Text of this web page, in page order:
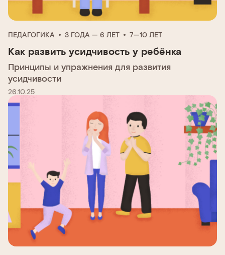
ПЕДАГОГИКА 3 ГОДА — 6 ЛЕТ 7—10 ЛЕТ
Как развить усидчивость у ребёнка
Принципы и упражнения для развития
усидчивости
26.10.25